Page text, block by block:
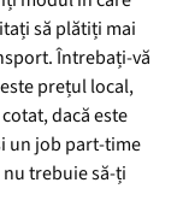
să plătiți mai
Întrebați-vă
prețul local,
dacă este
un job part-time
trebuie să-ți